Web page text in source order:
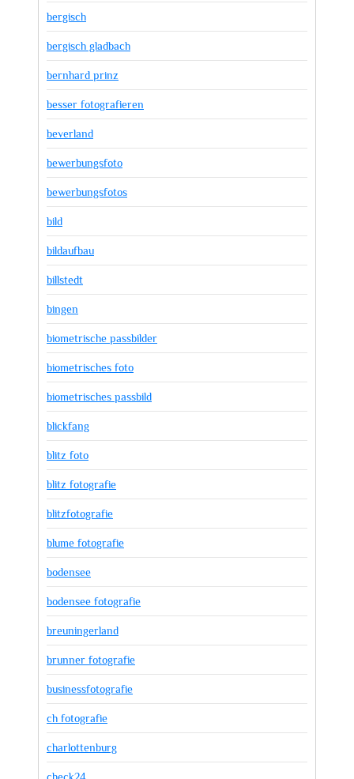
bergisch
bergisch gladbach
bernhard prinz
besser fotografieren
beverland
bewerbungsfoto
bewerbungsfotos
bild
bildaufbau
billstedt
bingen
biometrische passbilder
biometrisches foto
biometrisches passbild
blickfang
blitz foto
blitz fotografie
blitzfotografie
blume fotografie
bodensee
bodensee fotografie
breuningerland
brunner fotografie
businessfotografie
ch fotografie
charlottenburg